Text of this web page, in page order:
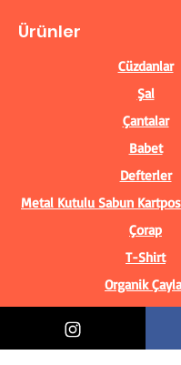
Ürünler
Cüzdanlar
Şal
Çantalar
Babet
Defterler
Metal Kutulu Sabun
Çorap
T-Shirt
Organik
Bilgiler